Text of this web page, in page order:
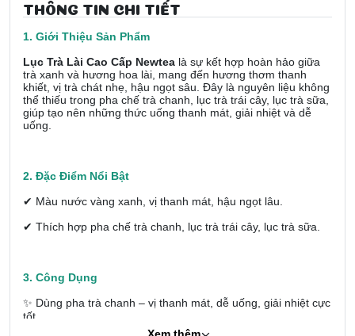
THÔNG TIN CHI TIẾT
1. Giới Thiệu Sản Phẩm
Lục Trà Lài Cao Cấp Newtea là sự kết hợp hoàn hảo giữa
trà xanh và hương hoa lài, mang đến hương thơm thanh
khiết, vị trà chát nhẹ, hậu ngọt sâu. Đây là nguyên liệu không
thể thiếu trong pha chế trà chanh, lục trà trái cây, lục trà sữa,
giúp tạo nên những thức uống thanh mát, giải nhiệt và dễ
uống.
2. Đặc Điểm Nổi Bật
✔ Màu nước vàng xanh, vị thanh mát, hậu ngọt lâu.
✔ Thích hợp pha chế trà chanh, lục trà trái cây, lục trà sữa.
3. Công Dụng
✨ Dùng pha trà chanh – vị thanh mát, dễ uống, giải nhiệt cực
tốt.
Xem thêm